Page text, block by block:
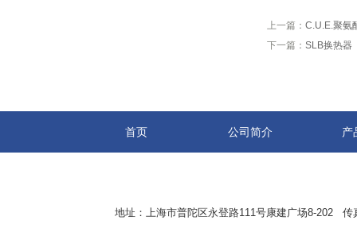
上一篇： C.U.E.聚氨
下一篇： SLB换热器
首页 公司简介 产
地址：上海市普陀区永登路111号康建广场8-202